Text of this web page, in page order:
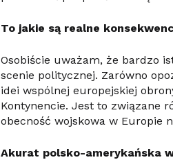
To jakie są realne
Osobiście uważam, że bardzo
scenie politycznej. Zarówno
idei wspólnej europejskiej
Kontynencie. Jest to związane
obecność wojskowa w Europie
Akurat polsko-amerykańska